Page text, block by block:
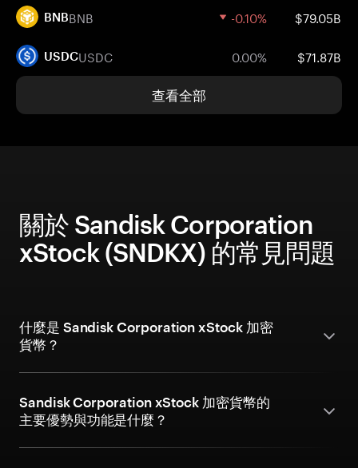
BNBBNB -0.10% $79.05B
USDCUSDC 0.00% $71.87B
查看全部
關於 Sandisk Corporation
xStock (SNDKX) 的常見問題
什麼是 Sandisk Corporation xStock 加密
貨幣？
Sandisk Corporation xStock 加密貨幣的
主要優勢與功能是什麼？